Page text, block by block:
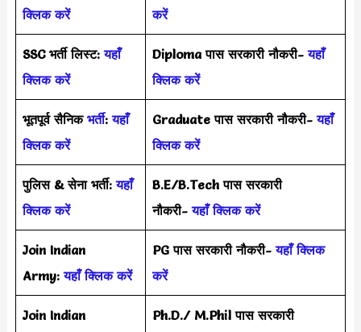
क्लिक करें
करें
SSC भर्ती लिस्ट: यहाँ
क्लिक करें
Diploma पास सरकारी नौकरी- यहाँ
क्लिक करें
भूतपूर्व सैनिक भर्ती: यहाँ
क्लिक करें
Graduate पास सरकारी नौकरी- यहाँ
क्लिक करें
पुलिस & सेना भर्ती: यहाँ
क्लिक करें
B.E/B.Tech पास सरकारी
नौकरी- यहाँ क्लिक करें
Join Indian
Army:यहाँ क्लिक करें
PG पास सरकारी नौकरी- यहाँ क्लिक
करें
Join Indian
Ph.D./ M.Phil पास सरकारी